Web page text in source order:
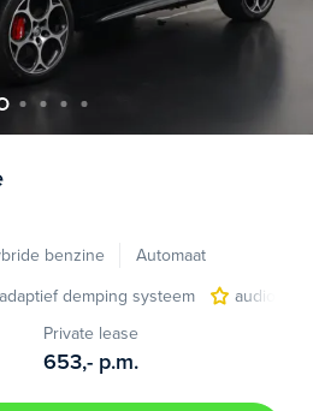
benzine
Automaat
adaptief demping systeem
audio
Private lease
653,- p.m.